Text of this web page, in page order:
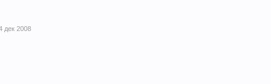
дек 2008